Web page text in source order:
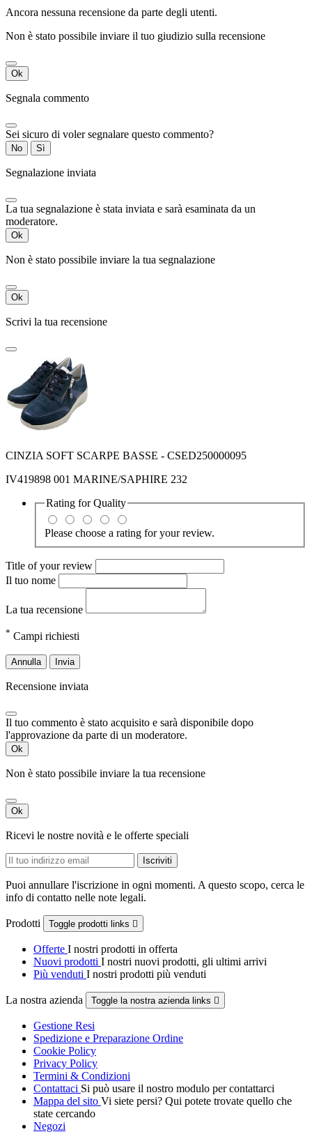
Ancora nessuna recensione da parte degli utenti.
Non è stato possibile inviare il tuo giudizio sulla recensione
Ok
Segnala commento
Sei sicuro di voler segnalare questo commento?
No Sì
Segnalazione inviata
La tua segnalazione è stata inviata e sarà esaminata da un
moderatore.
Ok
Non è stato possibile inviare la tua segnalazione
Ok
Scrivi la tua recensione
CINZIA SOFT SCARPE BASSE - CSED250000095
IV419898 001 MARINE/SAPHIRE 232
Rating forQuality
Please choose a rating for your review.
Title of your review
Il tuo nome
La tua recensione
* Campi richiesti
Annulla Invia
Recensione inviata
Il tuo commento è stato acquisito e sarà disponibile dopo
l'approvazione da parte di un moderatore.
Ok
Non è stato possibile inviare la tua recensione
Ok
Ricevi le nostre novità e le offerte speciali
Puoi annullare l'iscrizione in ogni momenti. A questo scopo, cerca le
info di contatto nelle note legali.
Prodotti Toggle prodotti links 
Offerte I nostri prodotti in offerta
Nuovi prodotti I nostri nuovi prodotti, gli ultimi arrivi
Più venduti I nostri prodotti più venduti
La nostra azienda Toggle la nostra azienda links 
Gestione Resi
Spedizione e Preparazione Ordine
Cookie Policy
Privacy Policy
Termini & Condizioni
Contattaci Si può usare il nostro modulo per contattarci
Mappa del sito Vi siete persi? Qui potete trovate quello che
state cercando
Negozi